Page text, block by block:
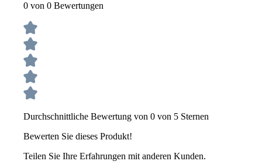
0 von 0 Bewertungen
Durchschnittliche Bewertung von 0 von 5 Sternen
Bewerten Sie dieses Produkt!
Teilen Sie Ihre Erfahrungen mit anderen Kunden.